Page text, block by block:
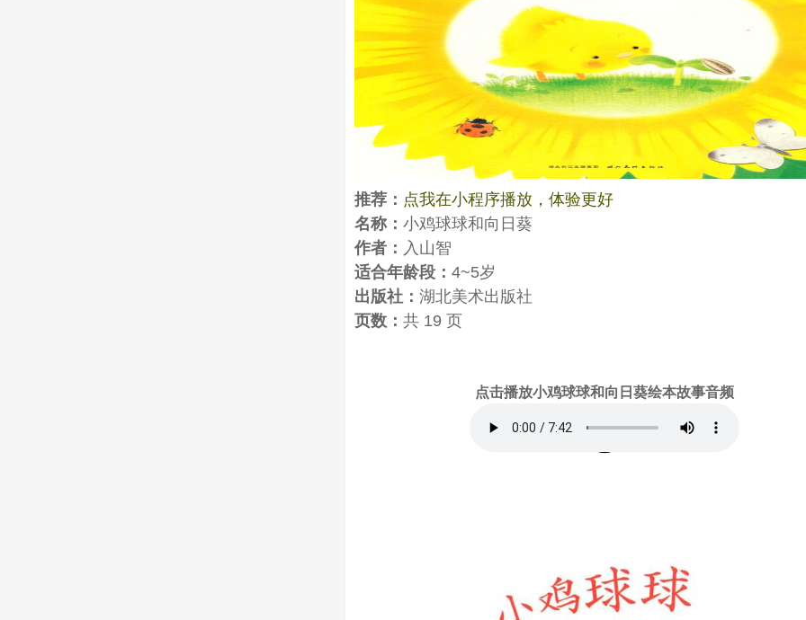
推荐： 点我在小程序播放，体验更好
名称： 小鸡球球和向日葵
作者： 入山智
适合年龄段： 4~5岁
出版社： 湖北美术出版社
页数： 共 19 页
点击播放小鸡球球和向日葵绘本故事音频